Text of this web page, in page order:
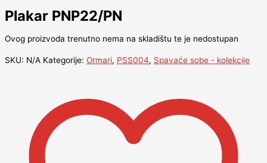
Plakar PNP22/PN
Ovog proizvoda trenutno nema na skladištu te je nedostupan
SKU: N/A Kategorije: Ormari, PSS004, Spavaće sobe - kolekcije